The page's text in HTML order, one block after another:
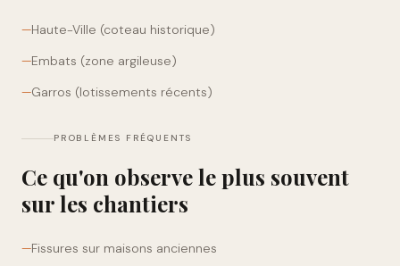
—Haute-Ville (coteau historique)
—Embats (zone argileuse)
—Garros (lotissements récents)
PROBLÈMES FRÉQUENTS
Ce qu'on observe le plus souvent
sur les chantiers
—Fissures sur maisons anciennes